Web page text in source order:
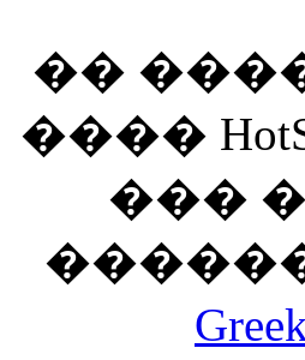
��
����
��� ��